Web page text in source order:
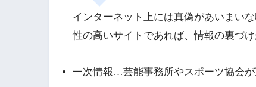
インターネット上には真偽があいまい
性の高いサイトであれば、情報の裏づ
一次情報…芸能事務所やスポーツ協会